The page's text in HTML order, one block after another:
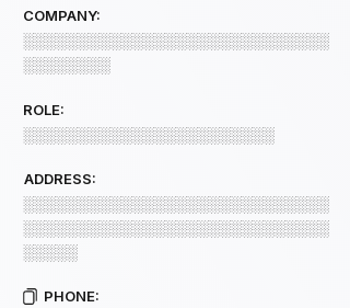
COMPANY:
░░░░░░░░░░░░░░░░░░░░░░░░░░░░
░░░░░░░░
ROLE:
░░░░░░░░░░░░░░░░░░░░░░░
ADDRESS:
░░░░░░░░░░░░░░░░░░░░░░░░░░░░
░░░░░░░░░░░░░░░░░░░░░░░░░░░░
░░░░░
PHONE: